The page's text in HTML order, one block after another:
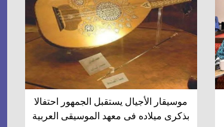
موسيقار الأجيال يستقبل الجمهور احتفالا
بذكرى ميلاده فى معهد الموسيقى العربية